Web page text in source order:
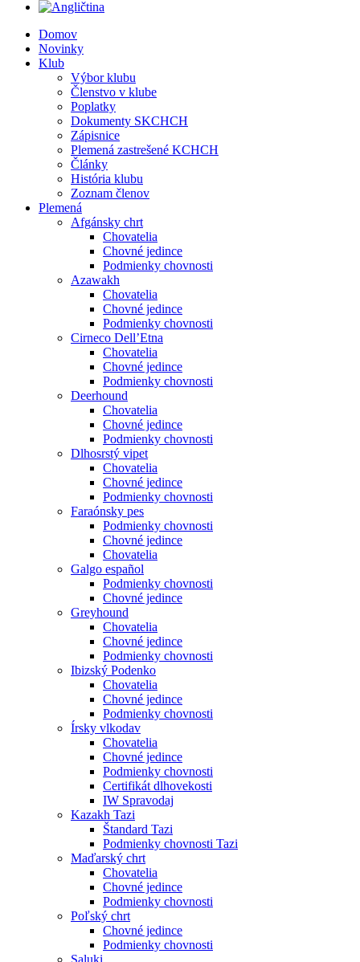
Domov
Novinky
Klub
Výbor klubu
Členstvo v klube
Poplatky
Dokumenty SKCHCH
Zápisnice
Plemená zastrešené KCHCH
Články
História klubu
Zoznam členov
Plemená
Afgánsky chrt
Chovatelia
Chovné jedince
Podmienky chovnosti
Azawakh
Chovatelia
Chovné jedince
Podmienky chovnosti
Cirneco Dell’Etna
Chovatelia
Chovné jedince
Podmienky chovnosti
Deerhound
Chovatelia
Chovné jedince
Podmienky chovnosti
Dlhosrstý vipet
Chovatelia
Chovné jedince
Podmienky chovnosti
Faraónsky pes
Podmienky chovnosti
Chovné jedince
Chovatelia
Galgo español
Podmienky chovnosti
Chovné jedince
Greyhound
Chovatelia
Chovné jedince
Podmienky chovnosti
Ibizský Podenko
Chovatelia
Chovné jedince
Podmienky chovnosti
Írsky vlkodav
Chovatelia
Chovné jedince
Podmienky chovnosti
Certifikát dlhovekosti
IW Spravodaj
Kazakh Tazi
Štandard Tazi
Podmienky chovnosti Tazi
Maďarský chrt
Chovatelia
Chovné jedince
Podmienky chovnosti
Poľský chrt
Chovné jedince
Podmienky chovnosti
Saluki